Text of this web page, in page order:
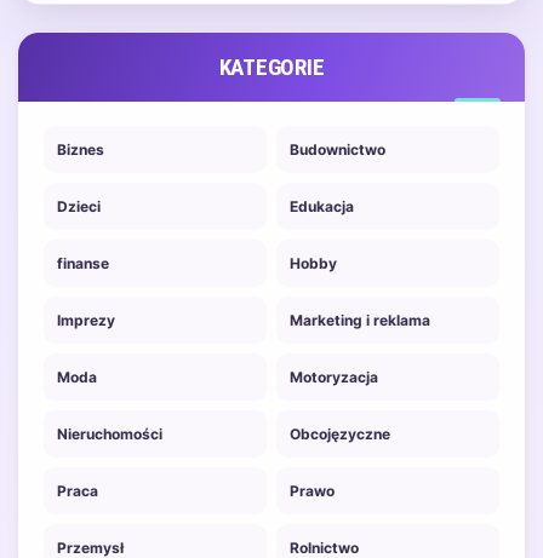
KATEGORIE
Biznes Budownictwo
Dzieci Edukacja
finanse Hobby
Imprezy Marketing i reklama
Moda Motoryzacja
Nieruchomości Obcojęzyczne
Praca Prawo
Przemysł Rolnictwo